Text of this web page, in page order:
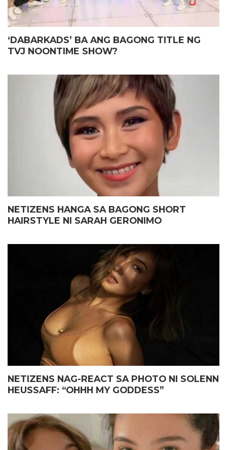
‘DABARKADS’ BA ANG BAGONG TITLE NG
TVJ NOONTIME SHOW?
NETIZENS HANGA SA BAGONG SHORT
HAIRSTYLE NI SARAH GERONIMO
NETIZENS NAG-REACT SA PHOTO NI SOLENN
HEUSSAFF: “OHHH MY GODDESS”